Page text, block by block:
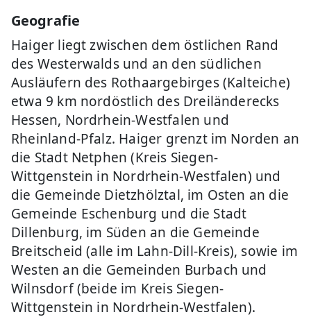
Geografie
Haiger liegt zwischen dem östlichen Rand
des Westerwalds und an den südlichen
Ausläufern des Rothaargebirges (Kalteiche)
etwa 9 km nordöstlich des Dreiländerecks
Hessen, Nordrhein-Westfalen und
Rheinland-Pfalz. Haiger grenzt im Norden an
die Stadt Netphen (Kreis Siegen-
Wittgenstein in Nordrhein-Westfalen) und
die Gemeinde Dietzhölztal, im Osten an die
Gemeinde Eschenburg und die Stadt
Dillenburg, im Süden an die Gemeinde
Breitscheid (alle im Lahn-Dill-Kreis), sowie im
Westen an die Gemeinden Burbach und
Wilnsdorf (beide im Kreis Siegen-
Wittgenstein in Nordrhein-Westfalen).